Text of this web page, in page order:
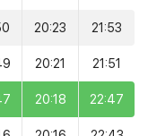
20:23 21:53
20:21 21:51
20:18 22:47